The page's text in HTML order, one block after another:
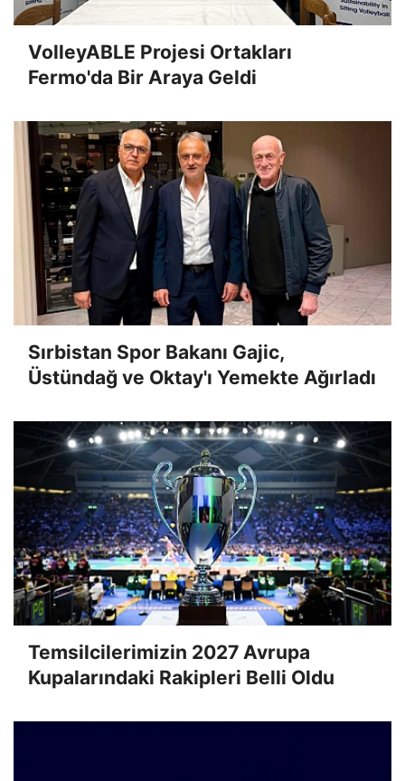
VolleyABLE Projesi Ortakları
Fermo'da Bir Araya Geldi
Sırbistan Spor Bakanı Gajic,
Üstündağ ve Oktay'ı Yemekte Ağırladı
Temsilcilerimizin 2027 Avrupa
Kupalarındaki Rakipleri Belli Oldu